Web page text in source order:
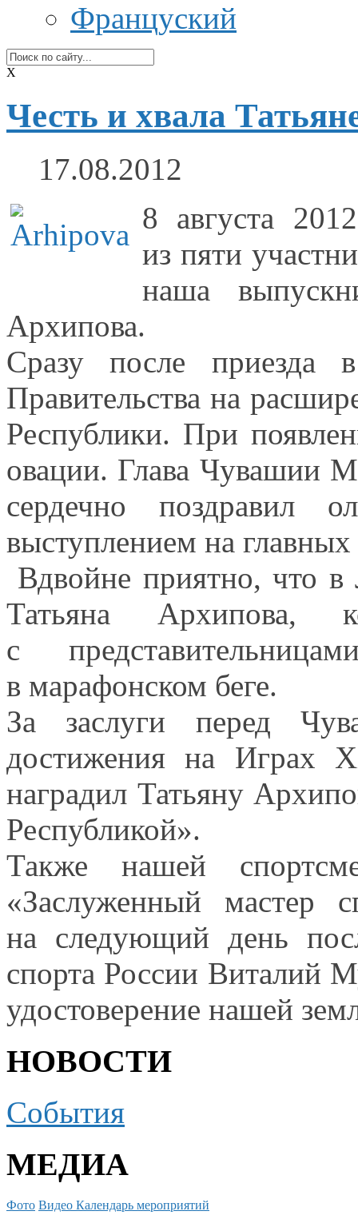
Француский
X
Честь и хвала
17.08.2012
8 августа
из пяти
наша
Архипова.
Сразу после приезда
Правительствана
Республики. При
овации. Глава Чувашии
сердечно поздравил
выступлением на главных
Вдвойне приятно, что в
Татьяна Архипова,
с
в марафонском беге.
За заслуги перед
достиженияна Играх
наградил Татьяну
Республикой».
Также нашей
«Заслуженный мастер
на следующий день
спорта России Виталий
удостоверение нашей
НОВОСТИ
События
МЕДИА
Фото Видео Календарь мероприятий